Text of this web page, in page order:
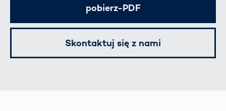
pobierz-PDF
Skontaktuj się z nami